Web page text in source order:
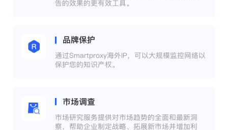
告的效果的更有效工具。
品牌保护
通过Smartproxy海外IP，可以大规模监控网络以
保护您的知识产权。
市场调查
市场研究服务提供对市场趋势的全面和最新洞
察，帮助企业制定战略、拓展新市场并增加利